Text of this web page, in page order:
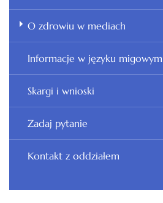
O zdrowiu w mediach
Informacje w języku migowym
Skargi i wnioski
Zadaj pytanie
Kontakt z oddziałem